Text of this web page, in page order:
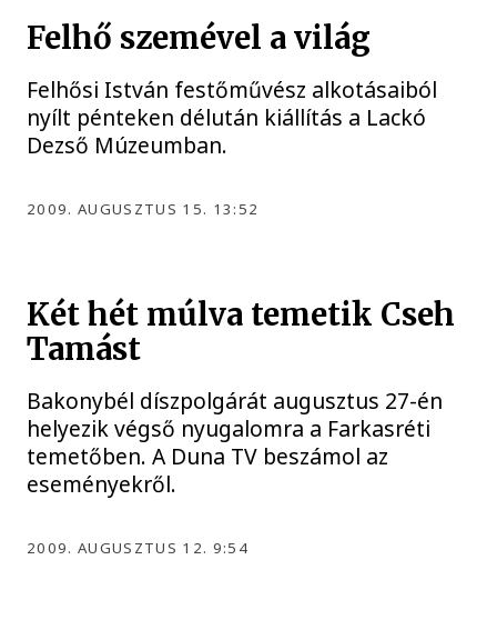
Felhő szemével a világ
Felhősi István festőművész alkotásaiból
nyílt pénteken délután kiállítás a Lackó
Dezső Múzeumban.
2009. AUGUSZTUS 15. 13:52
Két hét múlva temetik Cseh
Tamást
Bakonybél díszpolgárát augusztus 27-én
helyezik végső nyugalomra a Farkasréti
temetőben. A Duna TV beszámol az
eseményekről.
2009. AUGUSZTUS 12. 9:54